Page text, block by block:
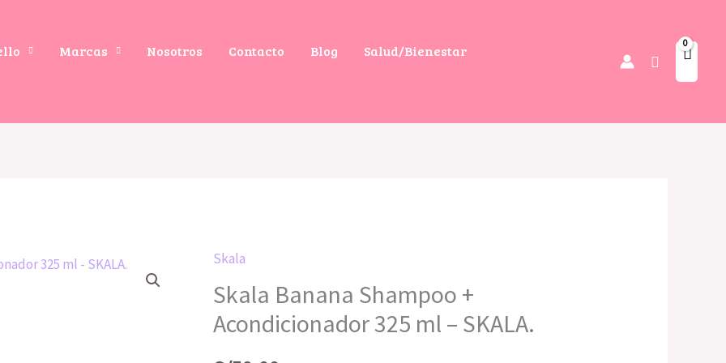
Marcas Nosotros Contacto Blog
Salud/Bienestar
Buscar
Skala
Skala Banana Shampoo +
Acondicionador 325 ml – SKALA.